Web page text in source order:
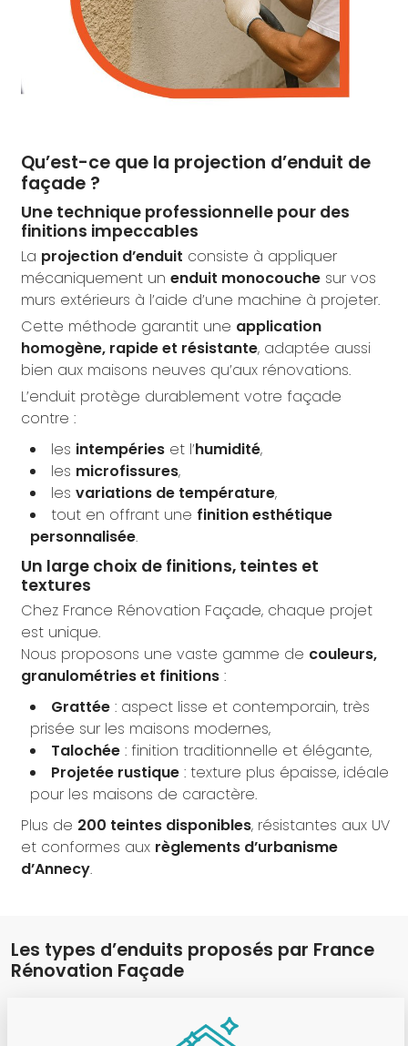
Qu’est-ce que la projection d’enduit de
façade ?
Une technique professionnelle pour des
finitions impeccables
La projection d’enduit consiste à appliquer
mécaniquement un enduit monocouche sur vos
murs extérieurs à l’aide d’une machine à projeter.
Cette méthode garantit une application
homogène, rapide et résistante, adaptée aussi
bien aux maisons neuves qu’aux rénovations.
L’enduit protège durablement votre façade
contre :
les intempéries et l’humidité,
les microfissures,
les variations de température,
tout en offrant une finition esthétique
personnalisée.
Un large choix de finitions, teintes et
textures
Chez France Rénovation Façade, chaque projet
est unique.
Nous proposons une vaste gamme de couleurs,
granulométries et finitions :
Grattée : aspect lisse et contemporain, très
prisée sur les maisons modernes,
Talochée : finition traditionnelle et élégante,
Projetée rustique : texture plus épaisse, idéale
pour les maisons de caractère.
Plus de 200 teintes disponibles, résistantes aux UV
et conformes aux règlements d’urbanisme
d’Annecy.
Les types d’enduits proposés par France
Rénovation Façade